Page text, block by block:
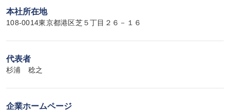
本社所在地
108-0014東京都港区芝５丁目２６－１６
代表者
杉浦　稔之
企業ホームページ